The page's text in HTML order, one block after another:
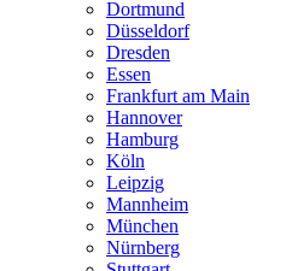
Dortmund
Düsseldorf
Dresden
Essen
Frankfurt am Main
Hannover
Hamburg
Köln
Leipzig
Mannheim
München
Nürnberg